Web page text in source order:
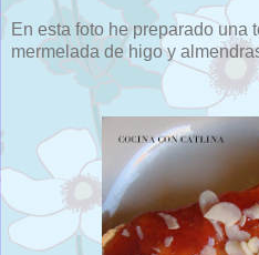
En esta foto he preparado una
mermelada de higo y